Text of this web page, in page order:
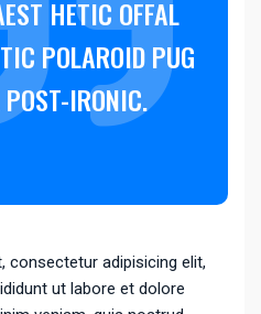
HETIC OFFAL
POLAROID PUG
IRONIC.
consectetur adipisicing elit,
ut labore et dolore